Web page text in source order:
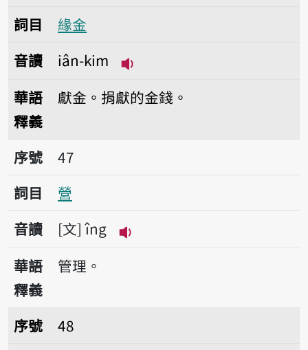
詞目
緣金
音讀
iân-kim
華語
釋義
獻金。捐獻的金錢。
序號47營
序號
47
詞目
營
音讀
文 îng
播放音讀îng
華語
釋義
管理。
序號48營業
序號
48